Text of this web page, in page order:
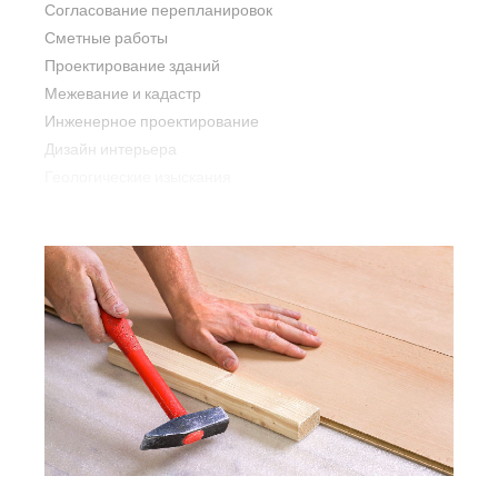
Согласование перепланировок
Сметные работы
Проектирование зданий
Межевание и кадастр
Инженерное проектирование
Дизайн интерьера